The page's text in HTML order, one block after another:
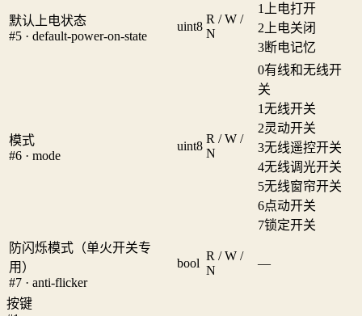
默认上电状态
#5 · default-power-on-state
uint8
R / W /
N
1
上电打开
2 上电关闭
3断电记忆
模式
#6 · mode
uint8
R / W /
N
0有线和无线开
关
1无线开关
2灵动开关
3无线遥控开关
4无线调光开关
5无线窗帘开关
6点动开关
7锁定开关
防闪烁模式（单火开关专
用）
#7 · anti-flicker
bool
R / W /
N
—
按键